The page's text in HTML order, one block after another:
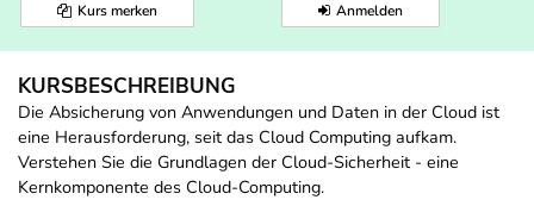
Kurs merken Anmelden
KURSBESCHREIBUNG
Die Absicherung von Anwendungen und Daten in der Cloud ist
eine Herausforderung, seit das Cloud Computing aufkam.
Verstehen Sie die Grundlagen der Cloud-Sicherheit - eine
Kernkomponente des Cloud-Computing.